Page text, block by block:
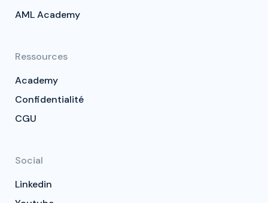
AML Academy
Ressources
Academy
Confidentialité
CGU
Social
Linkedin